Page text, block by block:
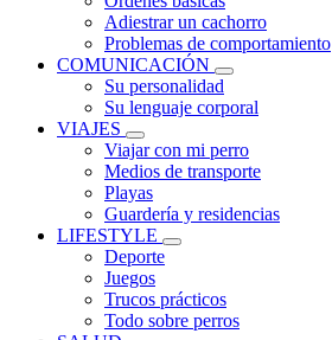
Adiestrar un cachorro
Problemas de comportamiento
COMUNICACIÓN
Su personalidad
Su lenguaje corporal
VIAJES
Viajar con mi perro
Medios de transporte
Playas
Guardería y residencias
LIFESTYLE
Deporte
Juegos
Trucos prácticos
Todo sobre perros